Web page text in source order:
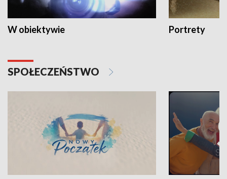
W obiektywie Portrety
SPOŁECZEŃSTWO